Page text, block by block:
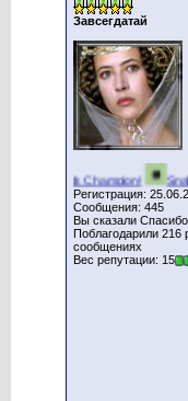
Завсегдатай
Champion! Snake
Регистрация:
Сообщения: 445
Вы сказали
Поблагодарили 216
сообщениях
Вес репутации: 15